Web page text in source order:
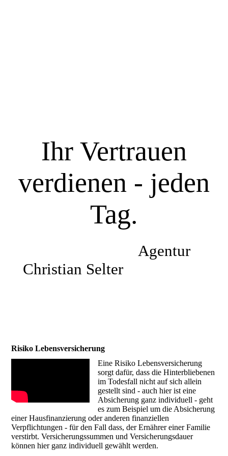
Ihr Vertrauen
verdienen - jeden
Tag.
Agentur
Christian Selter
Risiko Lebensversicherung
Eine Risiko Lebensversicherung
sorgt dafür, dass die Hinterbliebenen
im Todesfall nicht auf sich allein
gestellt sind - auch hier ist eine
Absicherung ganz individuell - geht
es zum Beispiel um die Absicherung
einer Hausfinanzierung oder anderen finanziellen
Verpflichtungen - für den Fall dass, der Ernährer einer Familie
verstirbt. Versicherungssummen und Versicherungsdauer
können hier ganz individuell gewählt werden.
Versicherungen & Finanzen leicht erklärt - Videogalerie
Kontakt
Datenschutz